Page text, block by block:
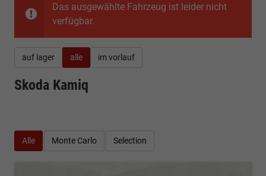
Das ausgewählte Fahrzeug ist leider nicht
verfügbar.
auf lager alle im vorlauf
Skoda Kamiq
Alle Monte Carlo Selection